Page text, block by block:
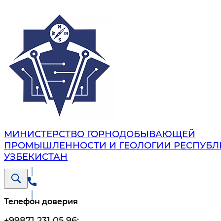
МИНИСТЕРСТВО ГОРНОДОБЫВАЮЩЕЙ
ПРОМЫШЛЕННОСТИ И ГЕОЛОГИИ
УЗБЕКИСТАН
Телефон доверия